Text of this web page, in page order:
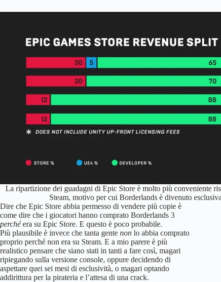
La ripartizione dei guadagni di Epic Store è molto più conveniente
Steam, motivo per cui Borderlands è divenuto
Dire che Epic Store abbia permesso di vendere più copie è
come dire che i giocatori hanno comprato Borderlands 3
perchéera su Epic Store. E questo è poco probabile.
Più plausibile è invece che tanta gente non lo abbia comprato
proprio perché non era su Steam. E a mio parere è più
realistico pensare che siano stati in tanti a fare così, magari
ripiegando sulla versione console, oppure decidendo di
aspettare quei sei mesi di esclusività, o magari optando
addirittura per la pirateria e l’attesa di una crack.